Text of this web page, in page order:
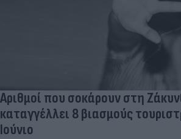
Αριθμοί που σοκάρουν στη
καταγγέλλει 8 βιασμούς
Ιούνιο